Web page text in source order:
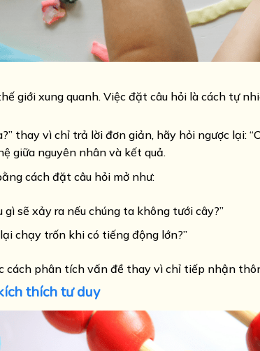
giới xung quanh. Việc đặt câu hỏi là cách tự
thay vì chỉ trả lời đơn giản, hãy hỏi ngược lại:
giữa nguyên nhân và kết quả.
cách đặt câu hỏi mở như:
gì sẽ xảy ra nếu chúng ta không tưới cây?”
chạy trốn khi có tiếng động lớn?”
cách phân tích vấn đề thay vì chỉ tiếp nhận
thích tư duy